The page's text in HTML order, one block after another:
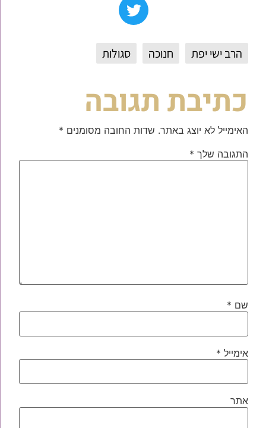
הרב ישי יפת חנוכה סגולות
כתיבת תגובה
האימייל לא יוצג באתר. שדות החובה מסומנים *
התגובה שלך *
שם *
אימייל *
אתר